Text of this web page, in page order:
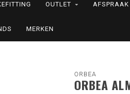
OUTLET
MERKEN
ORBEA
ORBEA